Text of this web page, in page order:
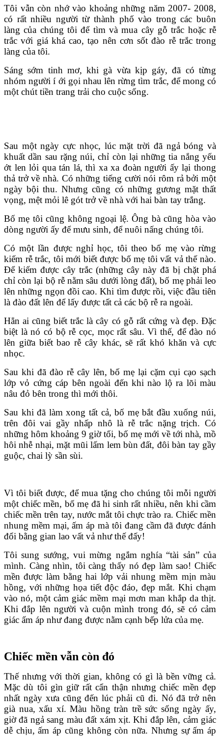
Tôi vẫn còn nhớ vào khoảng những năm 2007- 2008,
có rất nhiều người từ thành phố vào trong các buôn
làng của chúng tôi để tìm và mua cây gỗ trắc hoặc rễ
trắc với giá khá cao, tạo nên cơn sốt đào rễ trắc trong
làng của tôi.
Sáng sớm tinh mơ, khi gà vừa kịp gáy, đã có từng
nhóm người í ới gọi nhau lên rừng tìm trắc, để mong có
một chút tiền trang trải cho cuộc sống.
Sau một ngày cực nhọc, lúc mặt trời đã ngả bóng và
khuất dần sau rặng núi, chỉ còn lại những tia nắng yếu
ớt len lỏi qua tán lá, thì xa xa đoàn người ấy lại thong
thả trở về nhà. Có những tiếng cười nói rôm rả bởi một
ngày bội thu. Nhưng cũng có những gương mặt thất
vọng, mệt mỏi lê gót trở về nhà với hai bàn tay trắng.
Bố mẹ tôi cũng không ngoại lệ. Ông bà cũng hòa vào
dòng người ấy để mưu sinh, để nuôi nấng chúng tôi.
Có một lần được nghỉ học, tôi theo bố mẹ vào rừng
kiếm rễ trắc, tôi mới biết được bố mẹ tôi vất vả thế nào.
Để kiếm được cây trắc (những cây này đã bị chặt phá
chỉ còn lại bộ rễ nằm sâu dưới lòng đất), bố mẹ phải leo
lên những ngọn đồi cao. Khi tìm được rồi, việc đầu tiên
là đào đất lên để lấy được tất cả các bộ rễ ra ngoài.
Hẳn ai cũng biết trắc là cây có gỗ rất cứng và đẹp. Đặc
biệt là nó có bộ rễ cọc, mọc rất sâu. Vì thế, để đào nó
lên giữa biết bao rễ cây khác, sẽ rất khó khăn và cực
nhọc.
Sau khi đã đào rễ cây lên, bố mẹ lại cặm cụi cạo sạch
lớp vỏ cứng cáp bên ngoài đến khi nào lộ ra lõi màu
nâu đỏ bên trong thì mới thôi.
Sau khi đã làm xong tất cả, bố mẹ bắt đầu xuống núi,
trên đôi vai gầy nhấp nhô là rễ trắc nặng trịch. Có
những hôm khoảng 9 giờ tối, bố mẹ mới về tới nhà, mồ
hôi nhễ nhại, mặt mũi lấm lem bùn đất, đôi bàn tay gầy
guộc, chai lỳ sần sùi.
Vì tôi biết được, để mua tặng cho chúng tôi mỗi người
một chiếc mền, bố mẹ đã hi sinh rất nhiều, nên khi cầm
chiếc mền trên tay, nước mắt tôi chực trào ra. Chiếc mền
nhung mềm mại, ấm áp mà tôi đang cầm đã được đánh
đổi bằng gian lao vất vả như thế đấy!
Tôi sung sướng, vui mừng ngắm nghía “tài sản” của
mình. Càng nhìn, tôi càng thấy nó đẹp làm sao! Chiếc
mền được làm bằng hai lớp vải nhung mềm mịn màu
hồng, với những họa tiết độc đáo, đẹp mắt. Khi chạm
vào nó, một cảm giác mềm mại mơn man khắp da thịt.
Khi đắp lên người và cuộn mình trong đó, sẽ có cảm
giác ấm áp như đang được nằm cạnh bếp lửa của mẹ.
Chiếc mền vẫn còn đó
Thế nhưng với thời gian, không có gì là bền vững cả.
Mặc dù tôi gìn giữ rất cẩn thận nhưng chiếc mền đẹp
nhất ngày xưa cũng đến lúc phải cũ đi. Nó đã trở nên
già nua, xấu xí. Màu hồng tràn trề sức sống ngày ấy,
giờ đã ngả sang màu đất xám xịt. Khi đắp lên, cảm giác
dễ chịu, ấm áp cũng không còn nữa. Nhưng sự ấm áp